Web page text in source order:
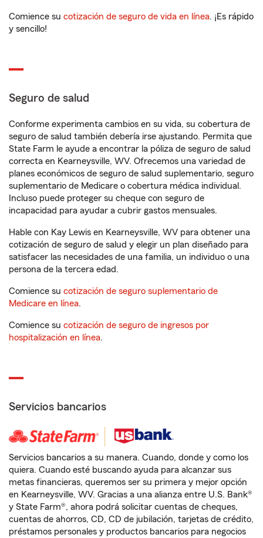
Comience su cotización de seguro de vida en línea. ¡Es rápido
y sencillo!
Seguro de salud
Conforme experimenta cambios en su vida, su cobertura de
seguro de salud también debería irse ajustando. Permita que
State Farm le ayude a encontrar la póliza de seguro de salud
correcta en Kearneysville, WV. Ofrecemos una variedad de
planes económicos de seguro de salud suplementario, seguro
suplementario de Medicare o cobertura médica individual.
Incluso puede proteger su cheque con seguro de
incapacidad para ayudar a cubrir gastos mensuales.
Hable con Kay Lewis en Kearneysville, WV para obtener una
cotización de seguro de salud y elegir un plan diseñado para
satisfacer las necesidades de una familia, un individuo o una
persona de la tercera edad.
Comience su cotización de seguro suplementario de
Medicare en línea.
Comience su cotización de seguro de ingresos por
hospitalización en línea.
Servicios bancarios
Servicios bancarios a su manera. Cuando, donde y como los
quiera. Cuando esté buscando ayuda para alcanzar sus
metas financieras, queremos ser su primera y mejor opción
en Kearneysville, WV. Gracias a una alianza entre U.S. Bank®
y State Farm®, ahora podrá solicitar cuentas de cheques,
cuentas de ahorros, CD, CD de jubilación, tarjetas de crédito,
préstamos personales y productos bancarios para negocios